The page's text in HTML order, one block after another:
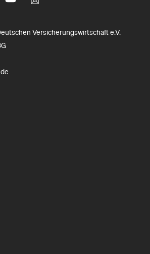
Versicherungswirtschaft e.V.